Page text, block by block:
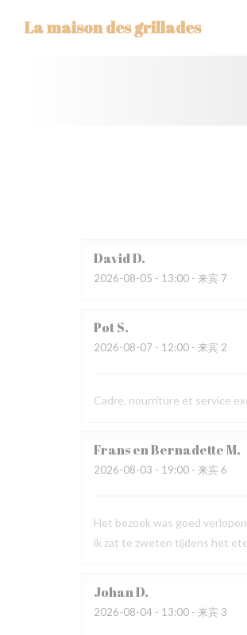
La maison des grillades
DavidD
2026-08-05 - 13:00 - 来宾 7
PotS
2026-08-07 - 12:00 - 来宾 2
Cadre, nourriture et service
Frans en BernadetteM
2026-08-03 - 19:00 - 来宾 6
Het bezoek was goed
ik zat te zweten tijdens het
JohanD
2026-08-04 - 13:00 - 来宾 3